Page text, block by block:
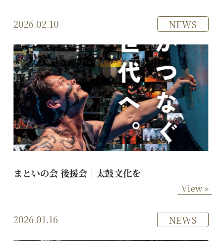
2026.02.10 NEWS
まといの会 後援会｜太鼓文化を
View »
2026.01.16 NEWS